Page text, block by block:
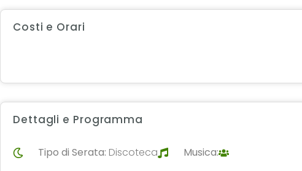
Costi e Orari
Dettagli e Programma
Tipo di Serata: Discoteca Musica: